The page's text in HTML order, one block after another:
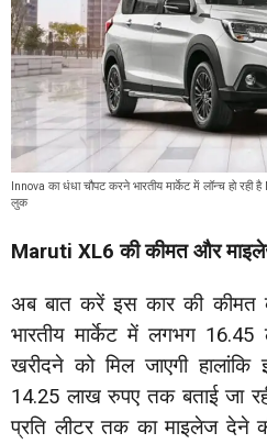
Innova का धंधा चौपट करने भारतीय मार्केट में लॉन्च हो
लुक
Maruti XL6 की कीमत और
अब बात करें इस कार की
भारतीय मार्केट में लगभग
खरीदने को मिल जाएगी
14.25 लाख रुपए तक बताई जा
प्रति लीटर तक का माइलेज देने